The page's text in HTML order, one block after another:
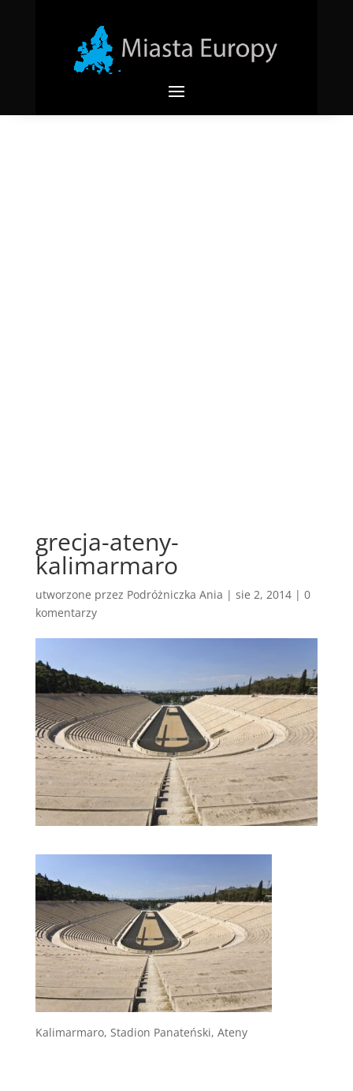
grecja-ateny-
kalimarmaro
utworzone przez Podróżniczka Ania | sie 2, 2014| 0
komentarzy
Kalimarmaro, Stadion Panateński, Ateny